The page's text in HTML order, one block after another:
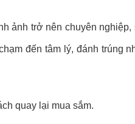
ảnh trở nên chuyên nghiệp,
đến tâm lý, đánh trúng
quay lại mua sắm.